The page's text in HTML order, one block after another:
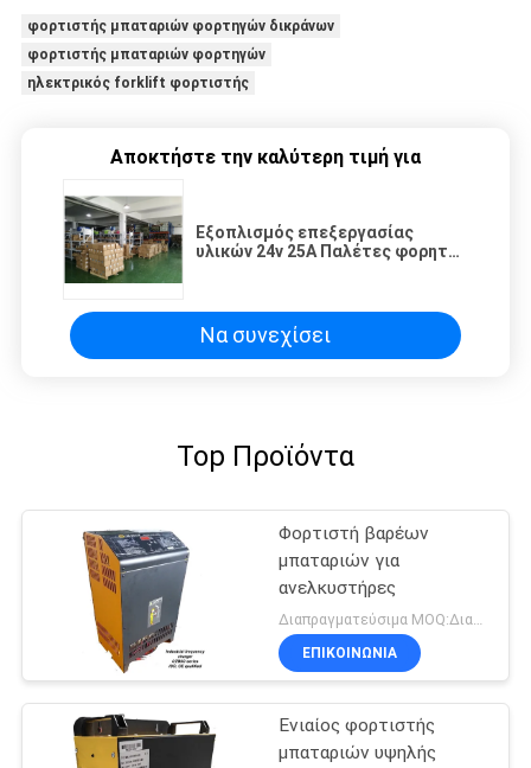
φορτιστής μπαταριών φορτηγών δικράνων
φορτιστής μπαταριών φορτηγών
ηλεκτρικός forklift φορτιστής
Αποκτήστε την καλύτερη τιμή για
Εξοπλισμός επεξεργασίας
υλικών 24v 25A Παλέτες φορητός
Να συνεχίσει
Top Προϊόντα
Φορτιστή βαρέων
μπαταριών για
ανελκυστήρες
Διαπραγματεύσιμα MOQ:Διαπραγματεύσιμο
ΕΠΙΚΟΙΝΩΝΙΑ
Ενιαίος φορτιστής
μπαταριών υψηλής